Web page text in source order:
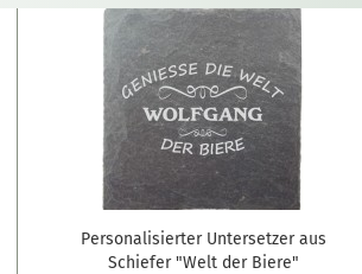
Personalisierter Untersetzer aus
Schiefer "Welt der Biere"